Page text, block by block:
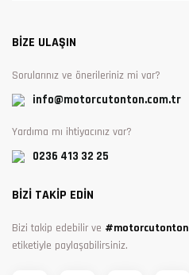
BİZE ULAŞIN
Sorularınız ve önerileriniz mi var?
info@motorcutonton.com.tr
Yardıma mı ihtiyacınız var?
0236 413 32 25
BİZİ TAKİP EDİN
Bizi takip edebilir ve #motorcutonton
etiketiyle paylaşabilirsiniz.